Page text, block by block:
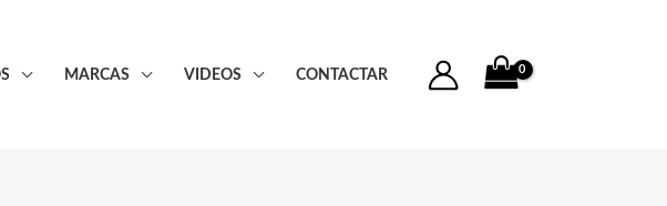
MARCAS VIDEOS CONTACTAR